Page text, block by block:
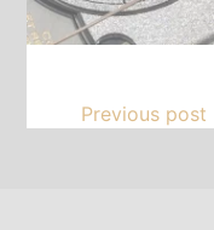
Previous post